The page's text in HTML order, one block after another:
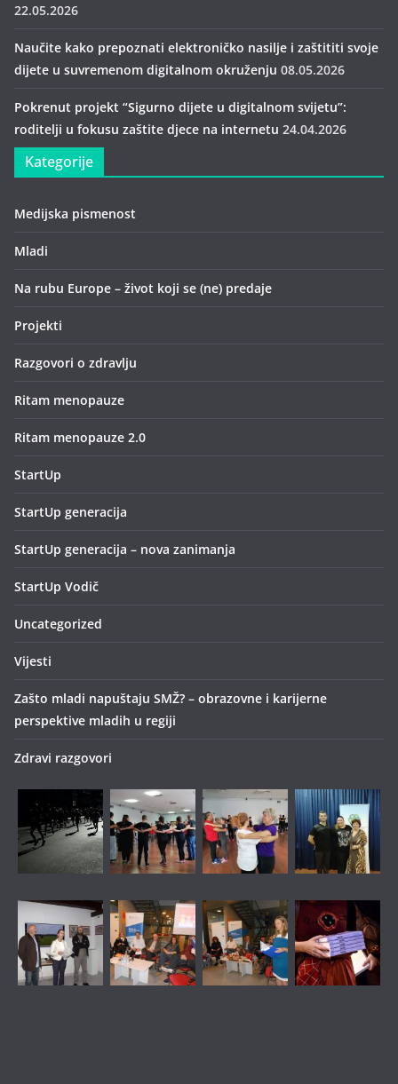
22.05.2026
Naučite kako prepoznati elektroničko nasilje i zaštititi svoje
dijete u suvremenom digitalnom okruženju 08.05.2026
Pokrenut projekt “Sigurno dijete u digitalnom svijetu”:
roditelji u fokusu zaštite djece na internetu 24.04.2026
Kategorije
Medijska pismenost
Mladi
Na rubu Europe – život koji se (ne) predaje
Projekti
Razgovori o zdravlju
Ritam menopauze
Ritam menopauze 2.0
StartUp
StartUp generacija
StartUp generacija – nova zanimanja
StartUp Vodič
Uncategorized
Vijesti
Zašto mladi napuštaju SMŽ? – obrazovne i karijerne
perspektive mladih u regiji
Zdravi razgovori